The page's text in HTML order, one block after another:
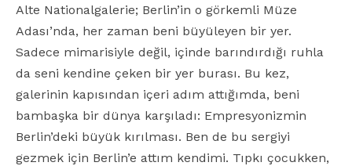
Alte Nationalgalerie; Berlin’in o görkemli Müze
Adası’nda, her zaman beni büyüleyen bir yer.
Sadece mimarisiyle değil, içinde barındırdığı ruhla
da seni kendine çeken bir yer burası. Bu kez,
galerinin kapısından içeri adım attığımda, beni
bambaşka bir dünya karşıladı: Empresyonizmin
Berlin’deki büyük kırılması. Ben de bu sergiyi
gezmek için Berlin’e attım kendimi. Tıpkı çocukken,